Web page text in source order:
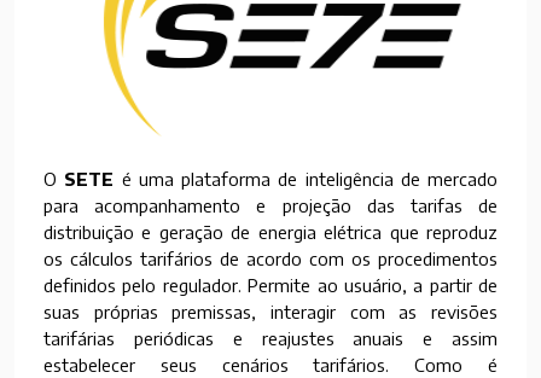
O SETE é uma plataforma de inteligência de mercado
para acompanhamento e projeção das tarifas de
distribuição e geração de energia elétrica que reproduz
os cálculos tarifários de acordo com os procedimentos
definidos pelo regulador. Permite ao usuário, a partir de
suas próprias premissas, interagir com as revisões
tarifárias periódicas e reajustes anuais e assim
estabelecer seus cenários tarifários. Como é